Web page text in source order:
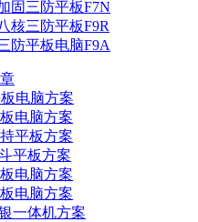
固三防平板F7N
核三防平板F9R
防平板电脑F9A
电脑方案
电脑方案
平板方案
平板方案
电脑方案
电脑方案
一体机方案